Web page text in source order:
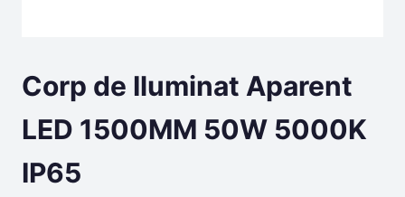
Corp de Iluminat Aparent
LED 1500MM 50W 5000K
IP65